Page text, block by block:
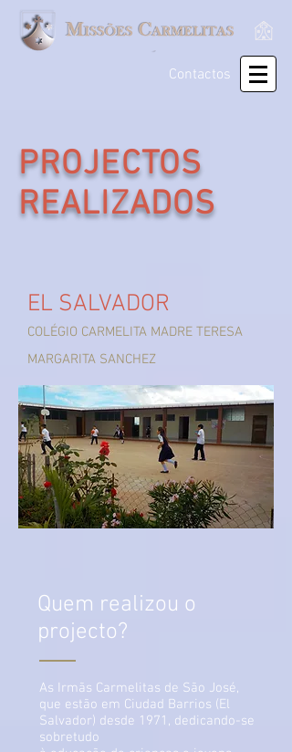
Contactos
PROJECTOS
REALIZADOS
EL SALVADOR
COLÉGIO CARMELITA MADRE TERESA
MARGARITA SANCHEZ
Quem realizou o
projecto?
As Irmãs Carmelitas de São José,
que estão em Ciudad Barrios (El
Salvador) desde 1971, dedicando-se
sobretudo